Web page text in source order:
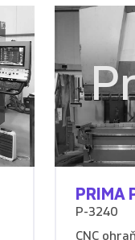
PRIMA
P-3240
CNC